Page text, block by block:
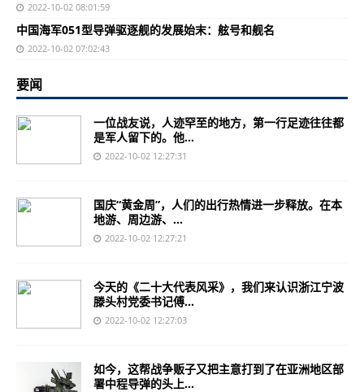
2022-10-02 08:01:59
中国海军051型导弹驱逐舰的发展始末：舷号和舰名
2022-10-02 07:02:43
要闻
一位战友说，人迹罕至的地方，第一行足迹往往都
是军人留下的。他...
2022-10-02 12:27:31
国庆“黄金周”，人们的出行热情进一步释放。在本
地游、周边游、...
2022-10-02 12:27:21
今天的《二十大代表风采》，我们来认识浙江宁波
滕头村党委书记傅...
2022-10-02 12:27:03
如今，这帮战争贩子又把主意打到了在亚洲地区部
署中程导弹的头上...